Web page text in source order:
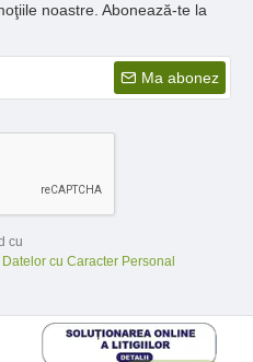
noastre. Abonează-te la
Ma abonez
cu
cu Caracter Personal